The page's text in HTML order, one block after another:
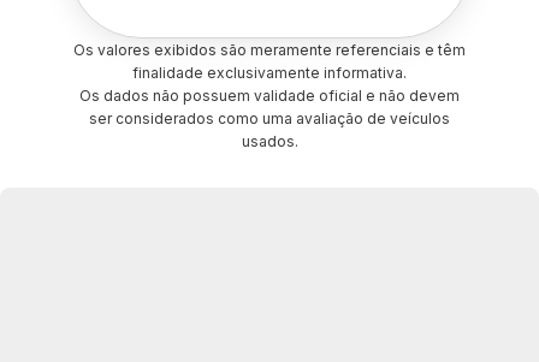
Os valores exibidos são meramente referenciais e têm
finalidade exclusivamente informativa.
Os dados não possuem validade oficial e não devem
ser considerados como uma avaliação de veículos
usados.